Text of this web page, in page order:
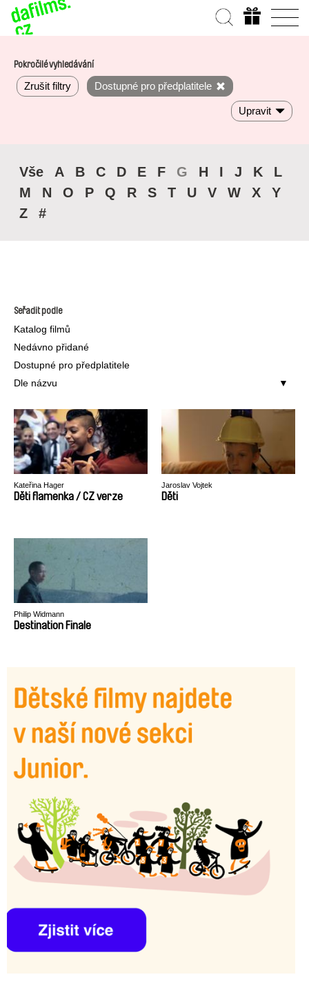
Pokročilé vyhledávání
Zrušit filtry Dostupné pro předplatitele
Upravit
Vše A B C D E F G H I J K
L
M
N O P Q R S T U V W X
Y
Z
#
Seřadit podle
Katalog filmů
Nedávno přidané
Dostupné pro předplatitele
Dle názvu
Kateřina Hager
Děti flamenka / CZ verze
Jaroslav Vojtek
Děti
Philip Widmann
Destination Finale